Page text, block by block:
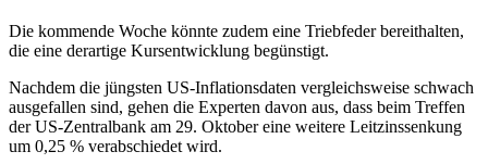
Die kommende Woche könnte zudem eine Triebfeder bereithalten,
die eine derartige Kursentwicklung begünstigt.
Nachdem die jüngsten US-Inflationsdaten vergleichsweise schwach
ausgefallen sind, gehen die Experten davon aus, dass beim Treffen
der US-Zentralbank am 29. Oktober eine weitere Leitzinssenkung
um 0,25 % verabschiedet wird.